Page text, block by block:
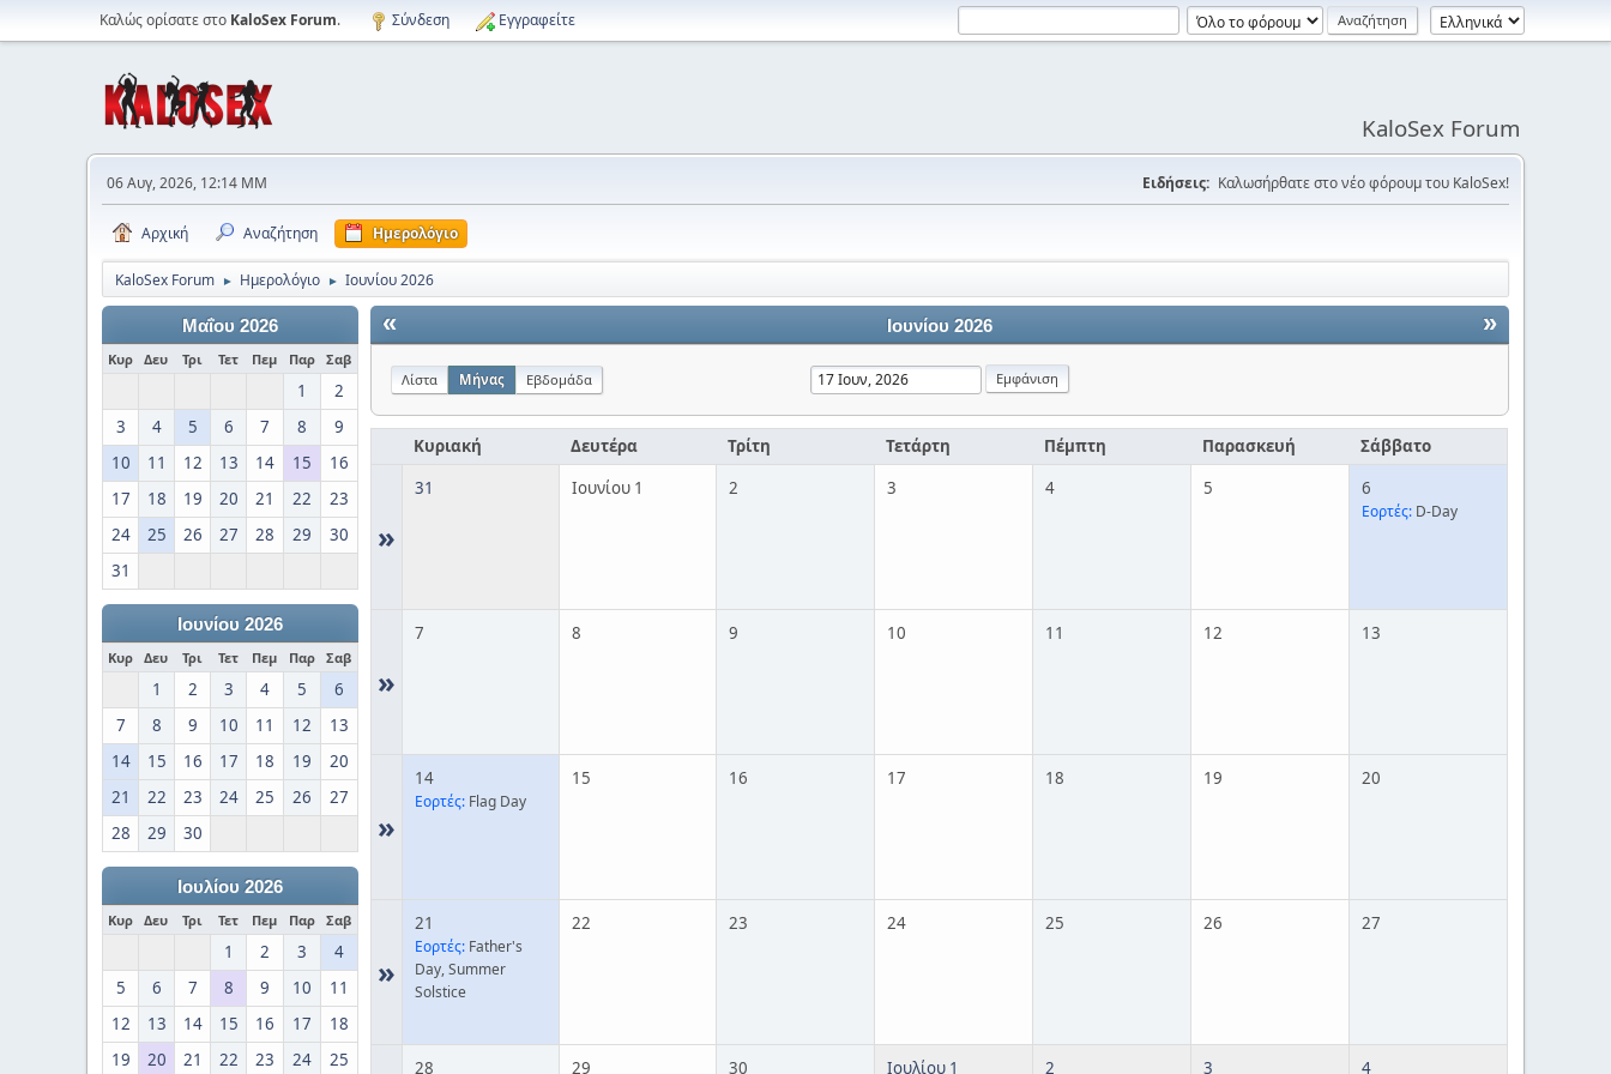
Καλώς ορίσατε στο KaloSex Forum. Σύνδεση Εγγραφείτε
KaloSex Forum
06 Αυγ, 2026, 12:14 ΜΜ Ειδήσεις: Καλωσήρθατε στο νέο φόρουμ του KaloSex!
Αρχική Αναζήτηση Ημερολόγιο
KaloSex Forum ► Ημερολόγιο ► Ιουνίου 2026
Μαΐου 2026
Κυρ Δευ Τρι Τετ Πεμ Παρ Σαβ
1
2
3
4 5 6 7 8
9
10
11 12 13 14 15
16
17
18 19 20 21 22
23
24
25 26 27 28 29
30
31
Ιουνίου 2026
Κυρ Δευ Τρι Τετ Πεμ Παρ Σαβ
1 2 3 4 5
6
7
8 9 10 11 12
13
14
15 16 17 18 19
20
21
22 23 24 25 26
27
28
29 30
Ιουλίου 2026
Κυρ Δευ Τρι Τετ Πεμ Παρ Σαβ
1 2 3
4
5
6 7 8 9 10
11
12
13 14 15 16 17
18
19
20 21 22 23 24 25
« »
Ιουνίου 2026
Λίστα Μήνας Εβδομάδα
Κυριακή Δευτέρα Τρίτη Τετάρτη Πέμπτη Παρασκευή Σάββατο
»
31 Ιουνίου 1 2 3 4 5 6
Εορτές: D-Day
»
7 8 9 10 11 12 13
»
14
Εορτές: Flag Day
15 16 17 18 19 20
»
21
Εορτές: Father's
Day, Summer
Solstice
22 23 24 25 26 27
28 29 30 Ιουλίου 1 2 3 4